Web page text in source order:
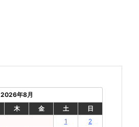
2026年8月
木 金 土
日
1
2